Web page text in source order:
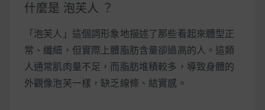
什麼是 泡芙人 ？
「泡芙人」這個詞形象地描述了那些看起來體型正
常、纖細，但實際上體脂肪含量卻過高的人。這類
人通常肌肉量不足，而脂肪堆積較多，導致身體的
外觀像泡芙一樣，缺乏線條、結實感。